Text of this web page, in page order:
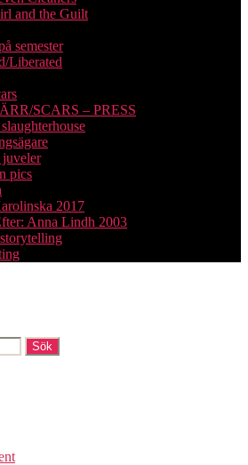
and the Guilt
semester
Liberated
ÄRR/SCARS – PRESS
juveler
pics
2017
Anna Lindh 2003